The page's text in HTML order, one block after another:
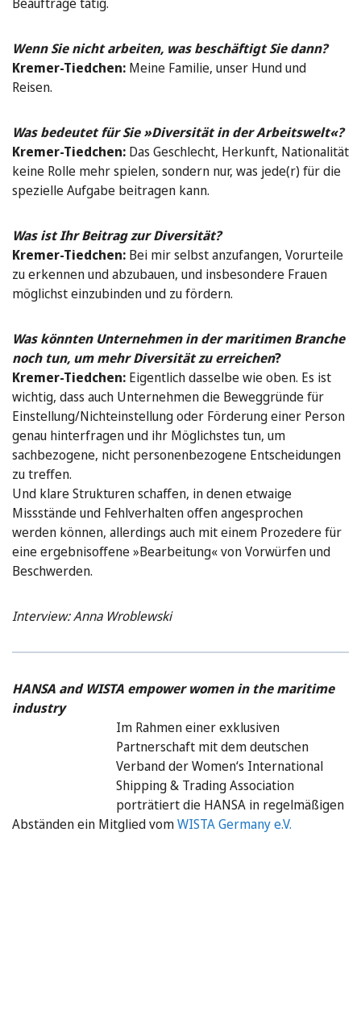
Beauftrage tätig.
Wenn Sie nicht arbeiten, was beschäftigt Sie dann?
Kremer-Tiedchen: Meine Familie, unser Hund und
Reisen.
Was bedeutet für Sie »Diversität in der Arbeitswelt«?
Kremer-Tiedchen: Das Geschlecht, Herkunft, Nationalität
keine Rolle mehr spielen, sondern nur, was jede(r) für die
spezielle Aufgabe beitragen kann.
Was ist Ihr Beitrag zur Diversität?
Kremer-Tiedchen: Bei mir selbst anzufangen, Vorurteile
zu erkennen und abzubauen, und insbesondere Frauen
möglichst einzubinden und zu fördern.
Was könnten Unternehmen in der maritimen Branche
noch tun, um mehr Diversität zu erreichen?
Kremer-Tiedchen: Eigentlich dasselbe wie oben. Es ist
wichtig, dass auch Unternehmen die Beweggründe für
Einstellung/Nichteinstellung oder Förderung einer Person
genau hinterfragen und ihr Möglichstes tun, um
sachbezogene, nicht personenbezogene Entscheidungen
zu treffen.
Und klare Strukturen schaffen, in denen etwaige
Missstände und Fehlverhalten offen angesprochen
werden können, allerdings auch mit einem Prozedere für
eine ergebnisoffene »Bearbeitung« von Vorwürfen und
Beschwerden.
Interview: Anna Wroblewski
HANSA and WISTA empower women in the maritime
industry
Im Rahmen einer exklusiven
Partnerschaft mit dem deutschen
Verband der Women‘s International
Shipping & ­Trading Association
porträtiert die HANSA in regelmäßigen
Abständen ein Mitglied vomWISTA Germany e.V.